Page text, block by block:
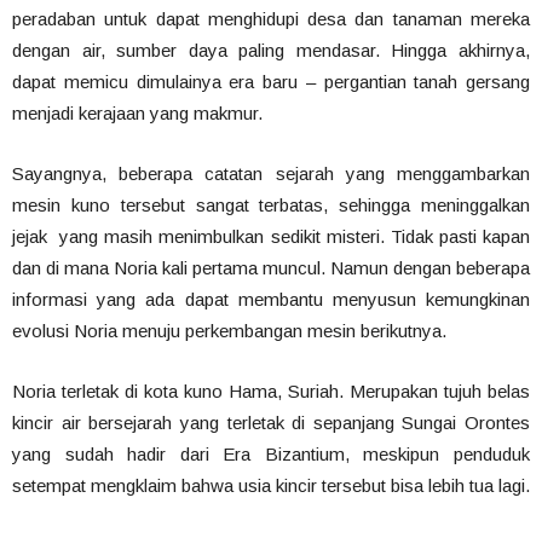
peradaban untuk dapat menghidupi desa dan tanaman mereka
dengan air, sumber daya paling mendasar. Hingga akhirnya,
dapat memicu dimulainya era baru – pergantian tanah gersang
menjadi kerajaan yang makmur.
Sayangnya, beberapa catatan sejarah yang menggambarkan
mesin kuno tersebut sangat terbatas, sehingga meninggalkan
jejak yang masih menimbulkan sedikit misteri. Tidak pasti kapan
dan di mana Noria kali pertama muncul. Namun dengan beberapa
informasi yang ada dapat membantu menyusun kemungkinan
evolusi Noria menuju perkembangan mesin berikutnya.
Noria terletak di kota kuno Hama, Suriah. Merupakan tujuh belas
kincir air bersejarah yang terletak di sepanjang Sungai Orontes
yang sudah hadir dari Era Bizantium, meskipun penduduk
setempat mengklaim bahwa usia kincir tersebut bisa lebih tua lagi.